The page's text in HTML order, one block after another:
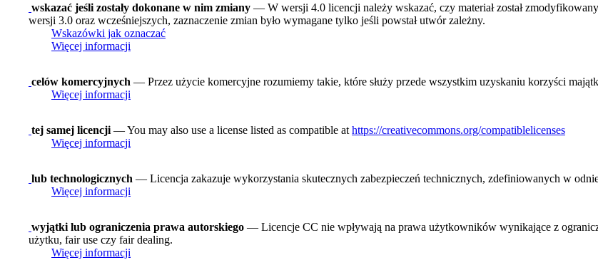
wskazać jeśli zostały dokonane w nim zmiany — W wersji 4.0 licencji należy wskazać, czy materiał został
wersji 3.0 oraz wcześniejszych, zaznaczenie zmian było wymagane tylko jeśli powstał utwór zależny.
Wskazówki jak oznaczać
Więcej informacji
celów komercyjnych — Przez użycie komercyjne rozumiemy takie, które służy przede wszystkim uzyskaniu korzyści
Więcej informacji
tej samej licencji — You may also use a license listed as compatible at https://creativecommons.org/compatiblelicenses
Więcej informacji
lub technologicznych — Licencja zakazuje wykorzystania skutecznych zabezpieczeń technicznych, zdefiniowanych w
Więcej informacji
wyjątki lub ograniczenia prawa autorskiego — Licencje CC nie wpływają na prawa użytkowników wynikające z
użytku, fair use czy fair dealing.
Więcej informacji